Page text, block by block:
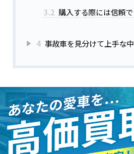
3.2 購入する際には信頼
4 事故車を見分けて上手な